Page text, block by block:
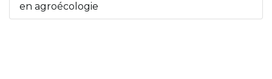
en agroécologie